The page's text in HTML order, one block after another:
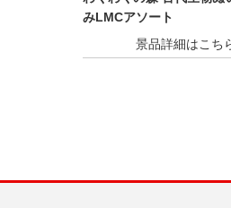
みLMCアソート